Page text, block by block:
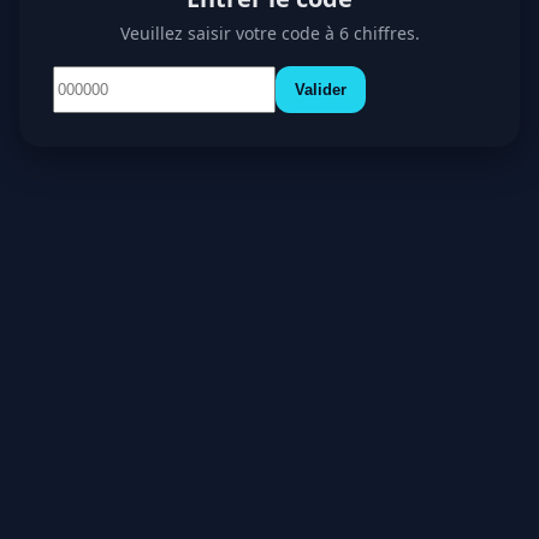
Veuillez saisir votre code à 6 chiffres.
Valider